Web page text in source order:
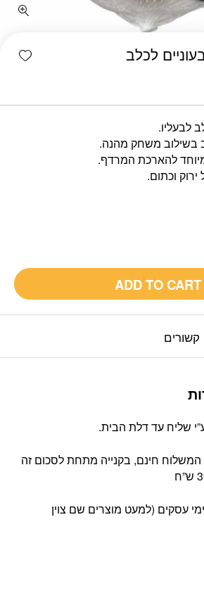
לכלב
ADD TO CART
קשורים
שליח עד דלת הבית.
מעל 299 ש”ח המשלוח חינם, בקנייה מתחת לסכום זה
יסופק עד 5 ימי עסקים (למעט מוצרים שם צוין